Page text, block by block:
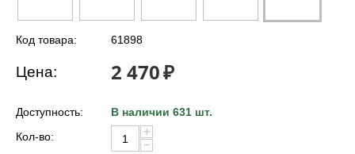
Код товара: 61898
Цена: 2 470₽
Доступность:
В наличии 631 шт.
Кол-во:
+
−